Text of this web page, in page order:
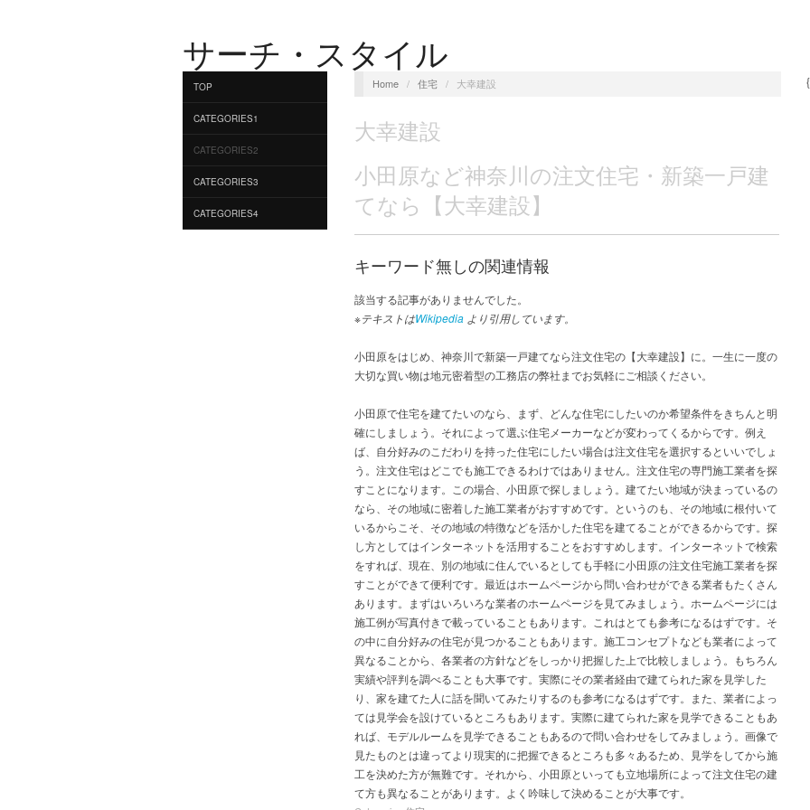
サーチ・スタイル
TOP
CATEGORIES1
CATEGORIES2
CATEGORIES3
CATEGORIES4
Home / 住宅 / 大幸建設
大幸建設
小田原など神奈川の注文住宅・新築一戸建
てなら【大幸建設】
キーワード無しの関連情報
該当する記事がありませんでした。
※テキストはWikipedia より引用しています。
小田原をはじめ、神奈川で新築一戸建てなら注文住宅の【大幸建設】に。一生に一度の
大切な買い物は地元密着型の工務店の弊社までお気軽にご相談ください。
小田原で住宅を建てたいのなら、まず、どんな住宅にしたいのか希望条件をきちんと明
確にしましょう。それによって選ぶ住宅メーカーなどが変わってくるからです。例え
ば、自分好みのこだわりを持った住宅にしたい場合は注文住宅を選択するといいでしょ
う。注文住宅はどこでも施工できるわけではありません。注文住宅の専門施工業者を探
すことになります。この場合、小田原で探しましょう。建てたい地域が決まっているの
なら、その地域に密着した施工業者がおすすめです。というのも、その地域に根付いて
いるからこそ、その地域の特徴などを活かした住宅を建てることができるからです。探
し方としてはインターネットを活用することをおすすめします。インターネットで検索
をすれば、現在、別の地域に住んでいるとしても手軽に小田原の注文住宅施工業者を探
すことができて便利です。最近はホームページから問い合わせができる業者もたくさん
あります。まずはいろいろな業者のホームページを見てみましょう。ホームページには
施工例が写真付きで載っていることもあります。これはとても参考になるはずです。そ
の中に自分好みの住宅が見つかることもあります。施工コンセプトなども業者によって
異なることから、各業者の方針などをしっかり把握した上で比較しましょう。もちろん
実績や評判を調べることも大事です。実際にその業者経由で建てられた家を見学した
り、家を建てた人に話を聞いてみたりするのも参考になるはずです。また、業者によっ
ては見学会を設けているところもあります。実際に建てられた家を見学できることもあ
れば、モデルルームを見学できることもあるので問い合わせをしてみましょう。画像で
見たものとは違ってより現実的に把握できるところも多々あるため、見学をしてから施
工を決めた方が無難です。それから、小田原といっても立地場所によって注文住宅の建
て方も異なることがあります。よく吟味して決めることが大事です。